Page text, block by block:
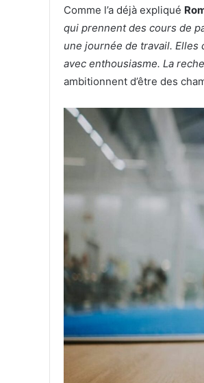
Comme l’a déjà expliqué
qui prennent des cours de
une journée de travail.
avec enthousiasme. La
ambitionnent d’être des